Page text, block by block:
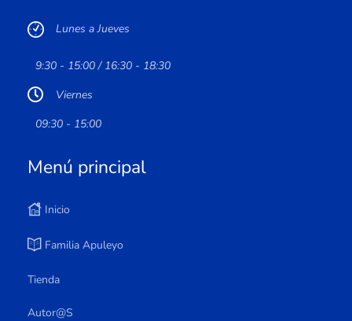
Lunes a Jueves
9:30 - 15:00 / 16:30 - 18:30
Viernes
09:30 - 15:00
Menú principal
Inicio
Familia Apuleyo
Tienda
Autor@s